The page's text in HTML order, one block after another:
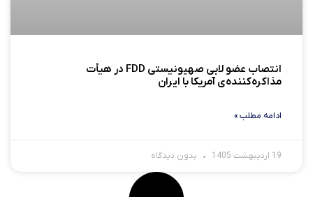
انتصاب عضو لابی صهیونیستی FDD در هیأت
مذاکره‌کننده‌ی آمریکا با ایران
ادامه مطلب »
19 اردیبهشت 1405 بدون دیدگاه